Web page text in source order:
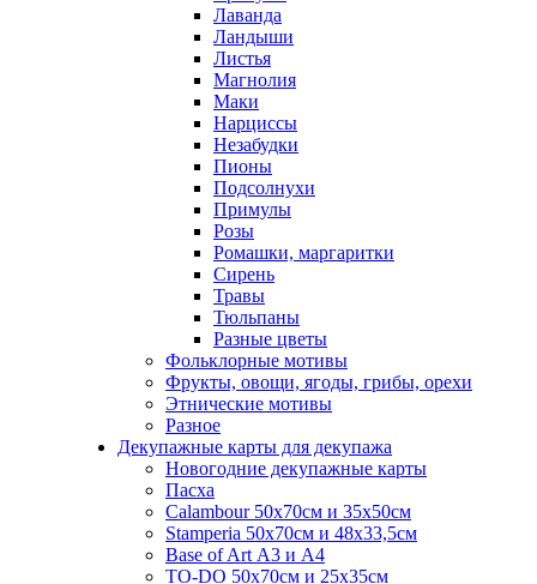
Лаванда
Ландыши
Листья
Магнолия
Маки
Нарциссы
Незабудки
Пионы
Подсолнухи
Примулы
Розы
Ромашки, маргаритки
Сирень
Травы
Тюльпаны
Разные цветы
Фольклорные мотивы
Фрукты, овощи, ягоды, грибы, орехи
Этнические мотивы
Разное
Декупажные карты для декупажа
Новогодние декупажные карты
Пасха
Calambour 50х70см и 35х50см
Stamperia 50х70см и 48х33,5см
Base of Art А3 и А4
TO-DO 50х70см и 25х35см